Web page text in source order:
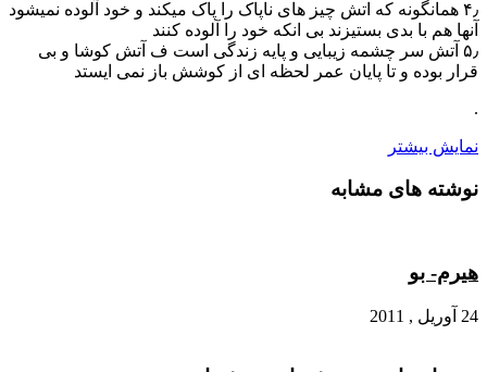
۴٫ همانگونه که اتش چیز های ناپاک را پاک میکند و خود آلوده نمیشود
آنها هم با بدی بستیزند بی انکه خود را آلوده کنند
۵٫ آتش سر چشمه زیبایی و پایه زندگی است ف آتش کوشا و بی
قرار بوده و تا پایان عمر لحظه ای از کوشش باز نمی ایستد
.
نمایش بیشتر
نوشته های مشابه
هیرم- بو
24 آوریل , 2011